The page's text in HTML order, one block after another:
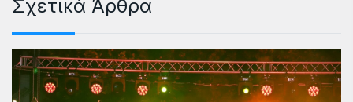
Σχετικά Άρθρα